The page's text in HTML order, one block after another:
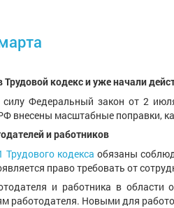
кодекс и уже начали
силу Федеральный закон от 2
внесены масштабные поправки,
и работников
Трудового кодекса обязаны
право требовать от
и работника в
работодателя. Новыми для